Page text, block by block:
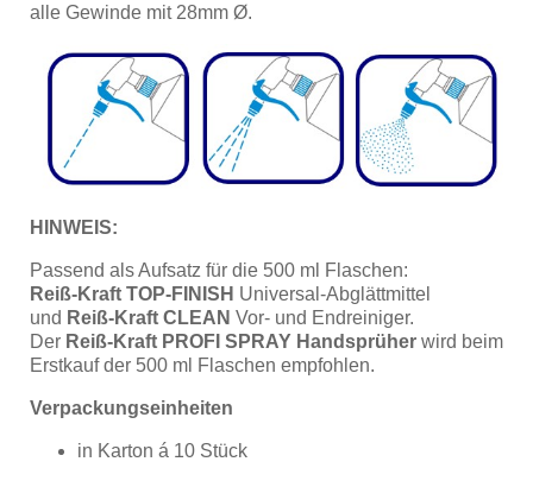
alle Gewinde mit 28mm Ø.
HINWEIS:
Passend als Aufsatz für die 500 ml Flaschen:
Reiß-Kraft TOP-FINISH Universal-Abglättmittel
und Reiß-Kraft CLEAN Vor- und Endreiniger.
Der Reiß-Kraft PROFI SPRAY Handsprüher wird beim
Erstkauf der 500 ml Flaschen empfohlen.
Verpackungseinheiten
in Karton á 10 Stück